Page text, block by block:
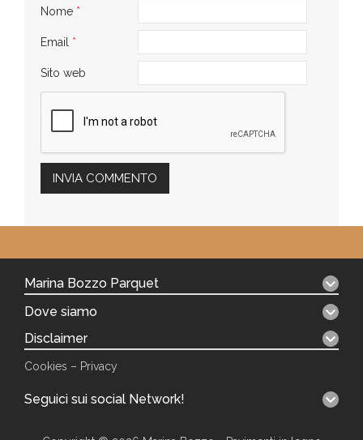
Nome *
Email *
Sito web
Marina Bozzo Parquet
Dove siamo
Disclaimer
Cookies – Privacy
Seguici sui social Network!